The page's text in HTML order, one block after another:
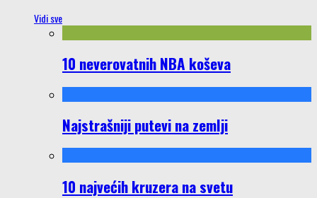
Vidi sve
10 neverovatnih NBA koševa
Najstrašniji putevi na zemlji
10 najvećih kruzera na svetu